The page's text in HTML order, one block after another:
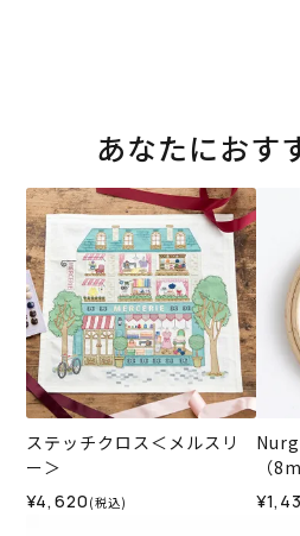
あなたにおす
ステッチクロス＜メルスリ
ー＞
¥4,620 (税込)
（